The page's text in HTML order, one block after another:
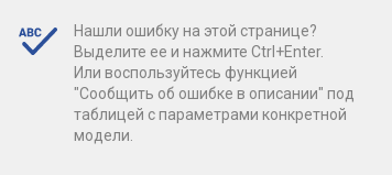
Нашли ошибку на этой странице?
Выделите ее и нажмите Ctrl+Enter.
Или воспользуйтесь функцией
"Сообщить об ошибке в описании" под
таблицей с параметрами конкретной
модели.